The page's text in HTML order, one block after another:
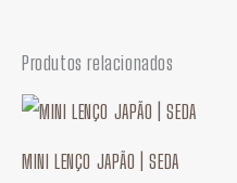
Produtos relacionados
MINI LENÇO JAPÃO | SEDA
Faixa
R$